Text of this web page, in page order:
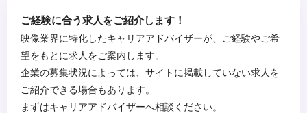
ご経験に合う求人をご紹介します！
映像業界に特化したキャリアアドバイザーが、ご経験やご希
望をもとに求人をご案内します。
企業の募集状況によっては、サイトに掲載していない求人を
ご紹介できる場合もあります。
まずはキャリアアドバイザーへ相談ください。